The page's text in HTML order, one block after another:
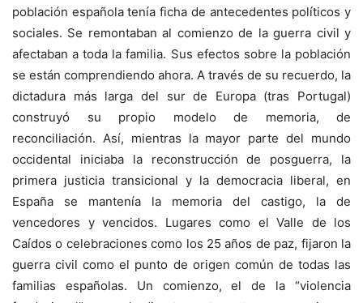
población española tenía ficha de antecedentes políticos y
sociales. Se remontaban al comienzo de la guerra civil y
afectaban a toda la familia. Sus efectos sobre la población
se están comprendiendo ahora. A través de su recuerdo, la
dictadura más larga del sur de Europa (tras Portugal)
construyó su propio modelo de memoria, de
reconciliación. Así, mientras la mayor parte del mundo
occidental iniciaba la reconstrucción de posguerra, la
primera justicia transicional y la democracia liberal, en
España se mantenía la memoria del castigo, la de
vencedores y vencidos. Lugares como el Valle de los
Caídos o celebraciones como los 25 años de paz, fijaron la
guerra civil como el punto de origen común de todas las
familias españolas. Un comienzo, el de la “violencia